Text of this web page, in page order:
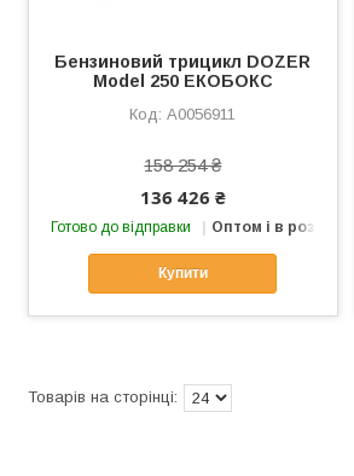
Бензиновий трицикл DOZER
Model 250 ЕКОБОКС
А0056911
158 254 ₴
136 426 ₴
Готово до відправки Оптом і в роздріб
Купити